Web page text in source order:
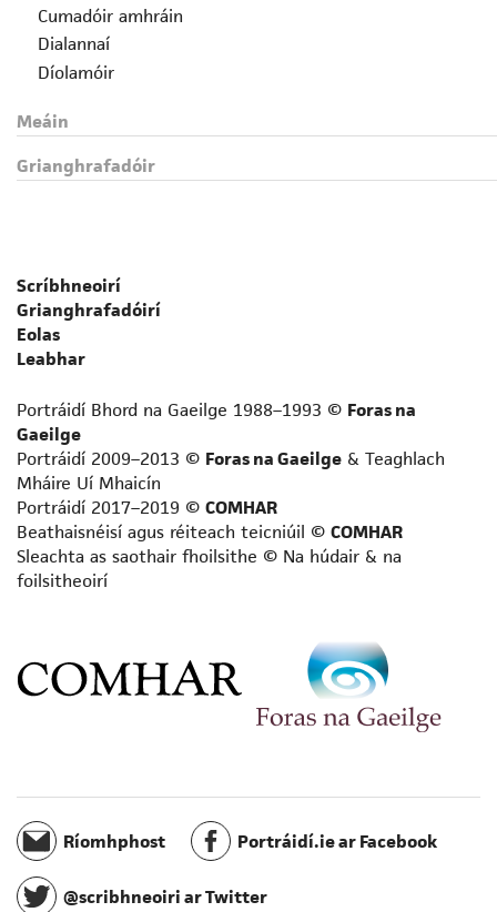
Cumadóir amhráin
Dialannaí
Díolamóir
Eagarthóir
Fealsúnaí
File
Gramadóir
Iriseoir
Leabhrógaí
Léirmheastóir
Logainmneoir
Prós-scríbhneoir neamhfhicsin
Scríbhneoir acadúil
Scríbhneoir aistí
Scríbhneoir don aos óg
Scríbhneoir don raidió
Scríbhneoir eolaíochta
Scríbhneoir taistil
Staraí
Údar cuimhní cinn
Úrscéalaí
Úrscéalaí d’fhoghlaimeoirí fásta
Meáin
Grianghrafadóir
Scríbhneoirí
Grianghrafadóirí
Eolas
Leabhar
Portráidí Bhord na Gaeilge 1988–1993 © Foras na
Gaeilge
Portráidí 2009–2013 © Foras na Gaeilge & Teaghlach
Mháire Uí Mhaicín
Portráidí 2017–2019 © COMHAR
Beathaisnéisí agus réiteach teicniúil © COMHAR
Sleachta as saothair fhoilsithe © Na húdair & na
foilsitheoirí
Ríomhphost Portráidí.ie ar Facebook
@scribhneoiri ar Twitter